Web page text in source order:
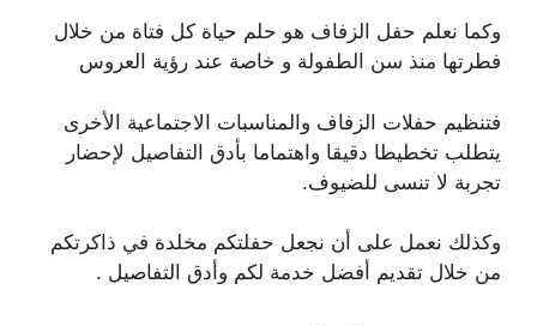
وكما نعلم حفل الزفاف هو حلم حياة كل فتاة من خلال
فطرتها منذ سن الطفولة و خاصة عند رؤية العروس
فتنظيم حفلات الزفاف والمناسبات الاجتماعية الأخرى
يتطلب تخطيطا دقيقا واهتماما بأدق التفاصيل لإحضار
تجربة لا تنسى للضيوف.
وكذلك نعمل على أن نجعل حفلتكم مخلدة في ذاكرتكم
من خلال تقديم أفضل خدمة لكم وأدق التفاصيل .